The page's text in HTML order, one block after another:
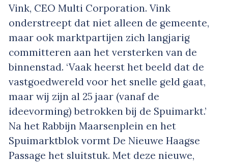
Vink, CEO Multi Corporation. Vink
onderstreept dat niet alleen de gemeente,
maar ook marktpartijen zich langjarig
committeren aan het versterken van de
binnenstad. ‘Vaak heerst het beeld dat de
vastgoedwereld voor het snelle geld gaat,
maar wij zijn al 25 jaar (vanaf de
ideevorming) betrokken bij de Spuimarkt.’
Na het Rabbijn Maarsenplein en het
Spuimarktblok vormt De Nieuwe Haagse
Passage het sluitstuk. Met deze nieuwe,